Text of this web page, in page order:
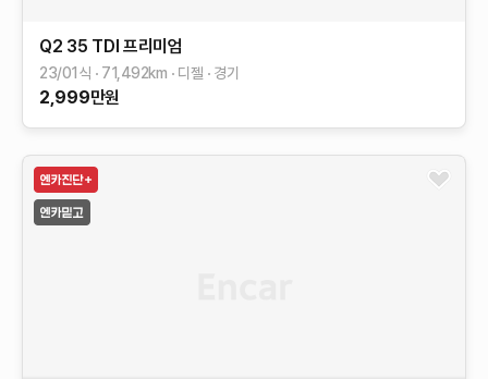
Q2 35 TDI 프리미엄
23/01식 71,492km 디젤 경기
2,999만원